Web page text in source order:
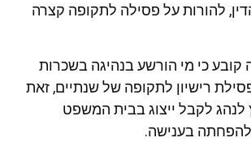
על פסילה לתקופה קצרה
כי מי הורשע בנהיגה בשכרות
רישיון לתקופה של שנתיים, זאת
לקבל ייצוג בבית המשפט
בענישה.